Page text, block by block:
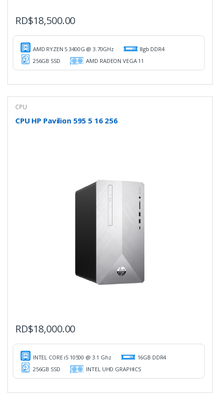
RD$18,500.00
AMD RYZEN 5 3400G @ 3.70GHz
8gb DDR4
256GB SSD
AMD RADEON VEGA 11
CPU
CPU HP Pavilion 595 5 16 256
RD$18,000.00
INTEL CORE i5 10500 @ 3.1 Ghz
16GB DDR4
256GB SSD
INTEL UHD GRAPHICS